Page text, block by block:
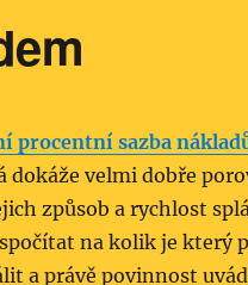
procentní sazba
dokáže velmi dobře
způsob a rychlost
na kolik je který
a právě povinnost